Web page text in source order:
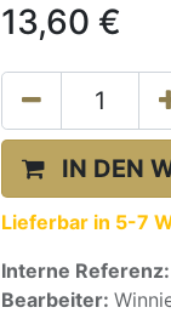
13,60 €
IN DEN
Lieferbar in 5-7
Interne Referenz:
Bearbeiter: